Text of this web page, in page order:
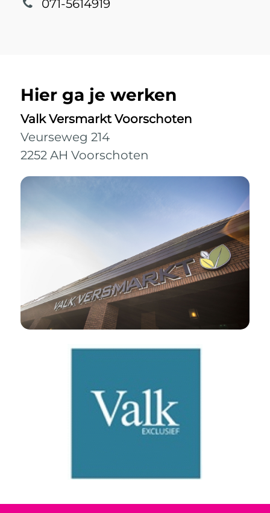
071-5614919
Hier ga je werken
Valk Versmarkt Voorschoten
Veurseweg 214
2252 AH Voorschoten